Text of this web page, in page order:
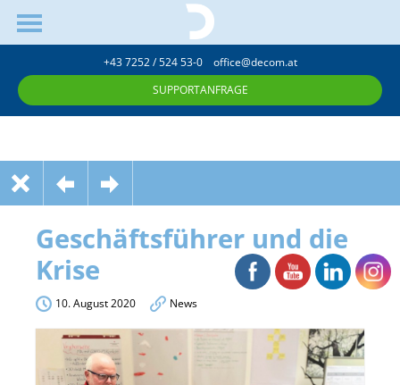
+43 7252 / 524 53-0 office@decom.at
SUPPORTANFRAGE
Geschäftsführer und die
Krise
10. August 2020 News